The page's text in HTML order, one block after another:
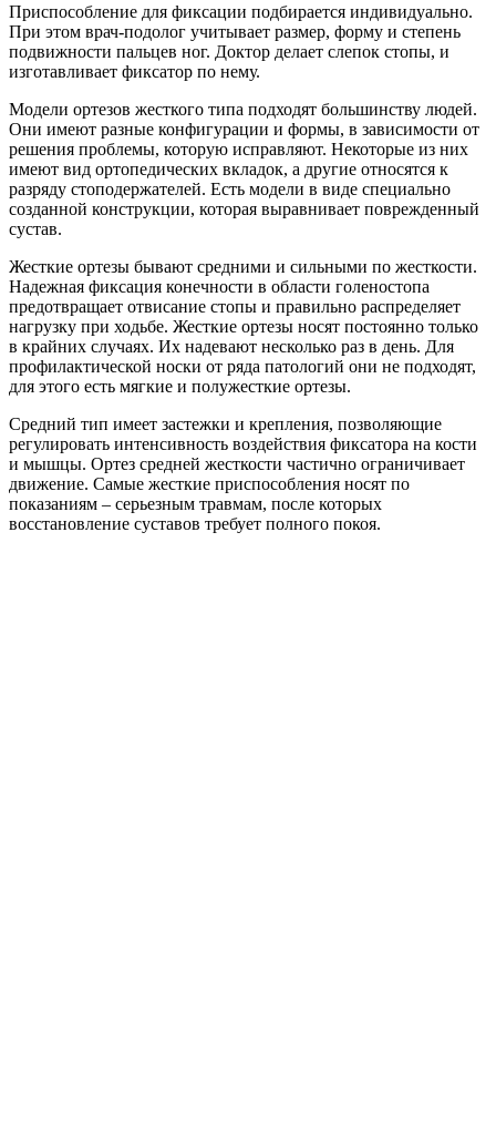
Приспособление для фиксации подбирается индивидуально.
При этом врач-подолог учитывает размер, форму и степень
подвижности пальцев ног. Доктор делает слепок стопы, и
изготавливает фиксатор по нему.
Модели ортезов жесткого типа подходят большинству людей.
Они имеют разные конфигурации и формы, в зависимости от
решения проблемы, которую исправляют. Некоторые из них
имеют вид ортопедических вкладок, а другие относятся к
разряду стоподержателей. Есть модели в виде специально
созданной конструкции, которая выравнивает поврежденный
сустав.
Жесткие ортезы бывают средними и сильными по жесткости.
Надежная фиксация конечности в области голеностопа
предотвращает отвисание стопы и правильно распределяет
нагрузку при ходьбе. Жесткие ортезы носят постоянно только
в крайних случаях. Их надевают несколько раз в день. Для
профилактической носки от ряда патологий они не подходят,
для этого есть мягкие и полужесткие ортезы.
Средний тип имеет застежки и крепления, позволяющие
регулировать интенсивность воздействия фиксатора на кости
и мышцы. Ортез средней жесткости частично ограничивает
движение. Самые жесткие приспособления носят по
показаниям – серьезным травмам, после которых
восстановление суставов требует полного покоя.